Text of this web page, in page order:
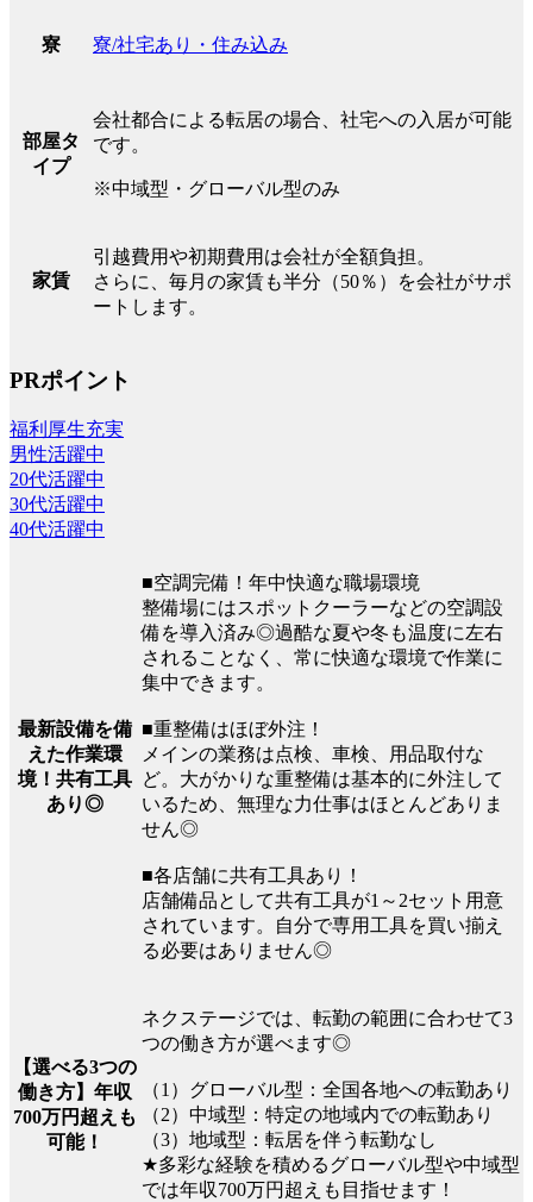
寮 寮/社宅あり・住み込み
部屋タ
イプ
会社都合による転居の場合、社宅への入居が可能
です。
※中域型・グローバル型のみ
家賃
引越費用や初期費用は会社が全額負担。
さらに、毎月の家賃も半分（50％）を会社がサポ
ートします。
PRポイント
福利厚生充実
男性活躍中
20代活躍中
30代活躍中
40代活躍中
最新設備を備
えた作業環
境！共有工具
あり◎
■空調完備！年中快適な職場環境
整備場にはスポットクーラーなどの空調設
備を導入済み◎過酷な夏や冬も温度に左右
されることなく、常に快適な環境で作業に
集中できます。
■重整備はほぼ外注！
メインの業務は点検、車検、用品取付な
ど。大がかりな重整備は基本的に外注して
いるため、無理な力仕事はほとんどありま
せん◎
■各店舗に共有工具あり！
店舗備品として共有工具が1～2セット用意
されています。自分で専用工具を買い揃え
る必要はありません◎
【選べる3つの
働き方】年収
700万円超えも
可能！
ネクステージでは、転勤の範囲に合わせて3
つの働き方が選べます◎
（1）グローバル型：全国各地への転勤あり
（2）中域型：特定の地域内での転勤あり
（3）地域型：転居を伴う転勤なし
★多彩な経験を積めるグローバル型や中域型
では年収700万円超えも目指せます！